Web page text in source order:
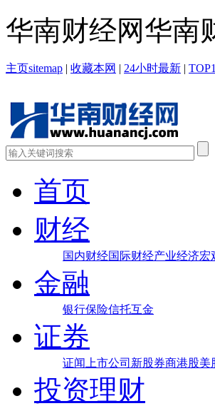
华南财经网华南
主页sitemap | 收藏本网 | 24小时最新 |
首页
财经
国内财经国际财经产业经济宏
金融
银行保险信托互金
证券
证闻 上市公司 新股券商港股美
投资理财